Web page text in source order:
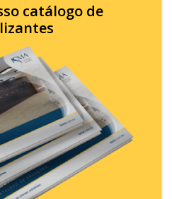
catálogo de